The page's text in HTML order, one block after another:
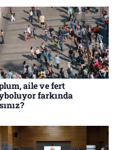
aile ve fert
farkında